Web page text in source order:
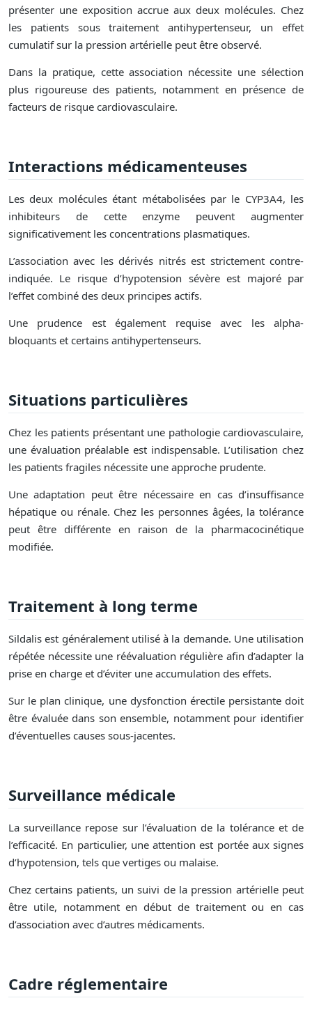
présenter une exposition accrue aux deux molécules. Chez
les patients sous traitement antihypertenseur, un effet
cumulatif sur la pression artérielle peut être observé.
Dans la pratique, cette association nécessite une sélection
plus rigoureuse des patients, notamment en présence de
facteurs de risque cardiovasculaire.
Interactions médicamenteuses
Les deux molécules étant métabolisées par le CYP3A4, les
inhibiteurs de cette enzyme peuvent augmenter
significativement les concentrations plasmatiques.
L’association avec les dérivés nitrés est strictement contre-
indiquée. Le risque d’hypotension sévère est majoré par
l’effet combiné des deux principes actifs.
Une prudence est également requise avec les alpha-
bloquants et certains antihypertenseurs.
Situations particulières
Chez les patients présentant une pathologie cardiovasculaire,
une évaluation préalable est indispensable. L’utilisation chez
les patients fragiles nécessite une approche prudente.
Une adaptation peut être nécessaire en cas d’insuffisance
hépatique ou rénale. Chez les personnes âgées, la tolérance
peut être différente en raison de la pharmacocinétique
modifiée.
Traitement à long terme
Sildalis est généralement utilisé à la demande. Une utilisation
répétée nécessite une réévaluation régulière afin d’adapter la
prise en charge et d’éviter une accumulation des effets.
Sur le plan clinique, une dysfonction érectile persistante doit
être évaluée dans son ensemble, notamment pour identifier
d’éventuelles causes sous-jacentes.
Surveillance médicale
La surveillance repose sur l’évaluation de la tolérance et de
l’efficacité. En particulier, une attention est portée aux signes
d’hypotension, tels que vertiges ou malaise.
Chez certains patients, un suivi de la pression artérielle peut
être utile, notamment en début de traitement ou en cas
d’association avec d’autres médicaments.
Cadre réglementaire